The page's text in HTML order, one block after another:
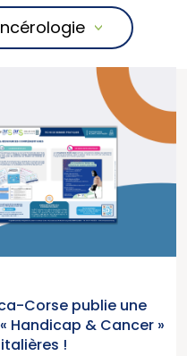
Corse publie une
Handicap & Cancer »
!